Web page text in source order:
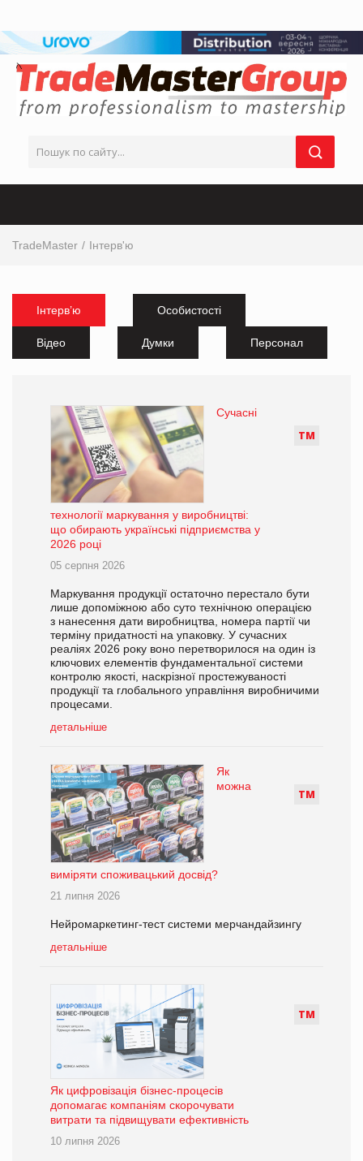
TradeMaster Інтерв'ю
Інтерв’ю Особистості
Відео Думки Персонал
ТМ
Сучасні
технології маркування у виробництві:
що обирають українські підприємства у
2026 році
05 серпня 2026
Маркування продукції остаточно перестало бути
лише допоміжною або суто технічною операцією
з нанесення дати виробництва, номера партії чи
терміну придатності на упаковку. У сучасних
реаліях 2026 року воно перетворилося на один із
ключових елементів фундаментальної системи
контролю якості, наскрізної простежуваності
продукції та глобального управління виробничими
процесами.
детальніше
ТМ
Як
можна
виміряти споживацький досвід?
21 липня 2026
Нейромаркетинг-тест системи мерчандайзингу
детальніше
ТМ
Як цифровізація бізнес-процесів
допомагає компаніям скорочувати
витрати та підвищувати ефективність
10 липня 2026